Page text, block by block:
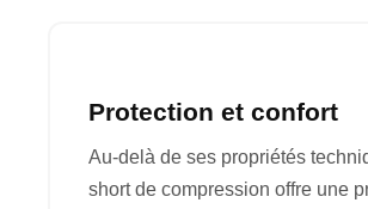
Protection et confort
Au-delà de ses propriétés
short de compression offre une